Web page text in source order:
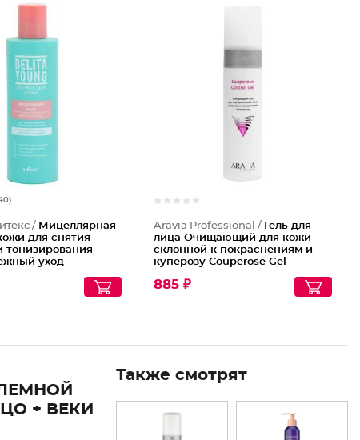
/ Мицеллярная
для снятия
тонизирования
уход
Aravia Professional / Гель для
лица Очищающий для кожи
склонной к покраснениям и
куперозу Couperose Gel
885 ₽
+ ВЕКИ
Также смотрят